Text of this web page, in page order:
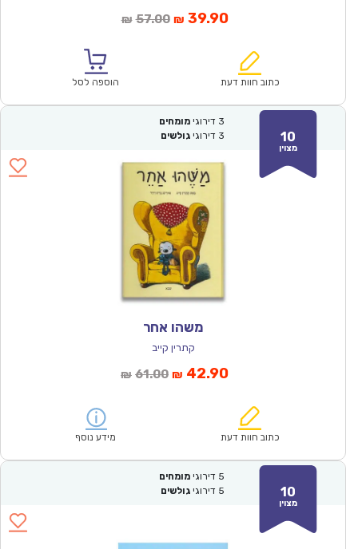
₪ 57.00המחיר
₪57.00.
₪ 39.90המחיר
הוא:
כתוב חוות דעת הוספה לסל
10
מצוין
3 דירוגי מומחים
3 דירוגי גולשים
משהו אחר
קתרין קייב
₪ 61.00המחיר
₪61.00.
₪ 42.90המחיר
הוא:
כתוב חוות דעת מידע נוסף
10
מצוין
5 דירוגי מומחים
5 דירוגי גולשים